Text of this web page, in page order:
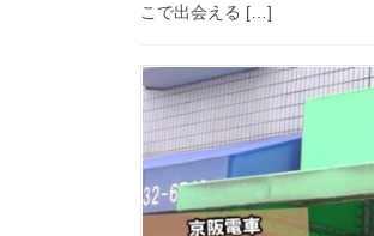
こで出会える […]